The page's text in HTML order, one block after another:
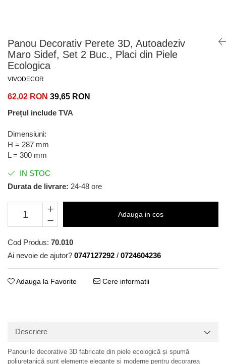
Panou Decorativ Perete 3D, Autoadeziv
Maro Sidef, Set 2 Buc., Placi din Piele
Ecologica
VIVODECOR
62,02 RON 39,65 RON
Prețul include TVA
Dimensiuni:
H = 287 mm
L = 300 mm
IN STOC
Durata de livrare: 24-48 ore
Adauga in cos
Cod Produs: 70.010
Ai nevoie de ajutor? 0747127292 / 0724604236
Adauga la Favorite Cere informatii
Descriere
Panourile decorative 3D fabricate din piele ecologică și spumă
poliuretanică sunt elemente elegante și moderne pentru decorarea